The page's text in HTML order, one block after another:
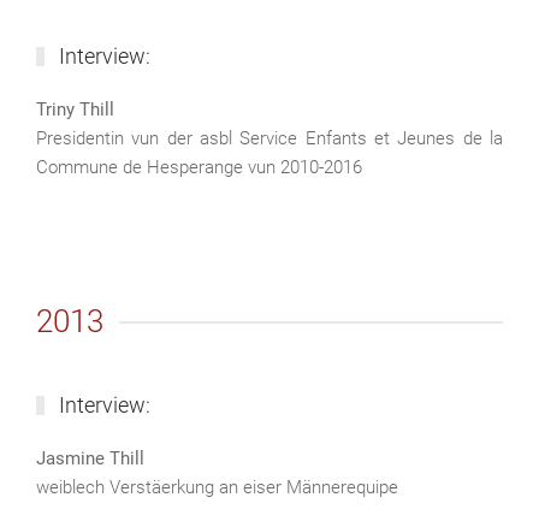
Interview:
Triny Thill
Presidentin vun der asbl Service Enfants et Jeunes de la
Commune de Hesperange vun 2010-2016
2013
Interview:
Jasmine Thill
weiblech Verstäerkung an eiser Männerequipe